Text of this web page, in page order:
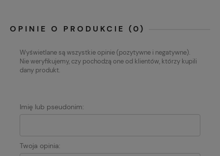
OPINIE O PRODUKCIE (0)
Wyświetlane są wszystkie opinie (pozytywne i negatywne).
Nie weryfikujemy, czy pochodzą one od klientów, którzy kupili
dany produkt.
Imię lub pseudonim:
Twoja opinia: